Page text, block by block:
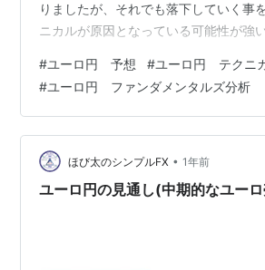
りましたが、それでも落下していく事
ニカルが原因となっている可能性が強
くはB波のダウントレンドとなってい
も、中期的に落下していく見通しでい
は、各中央銀行の総裁が発言した通り
が重要になってきますので、去年に引
に注目が集まるでしょう。 それでは、
の見通しを、ほび太が解説してい…
#ユーロ円 予想 #ユーロ円 テクニ
#ユーロ円 ファンダメンタルズ分析
ほび太のシンプルFX • 1年前
ユーロ円の見通し(中期的なユー